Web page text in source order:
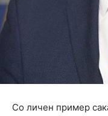
Со личен пример